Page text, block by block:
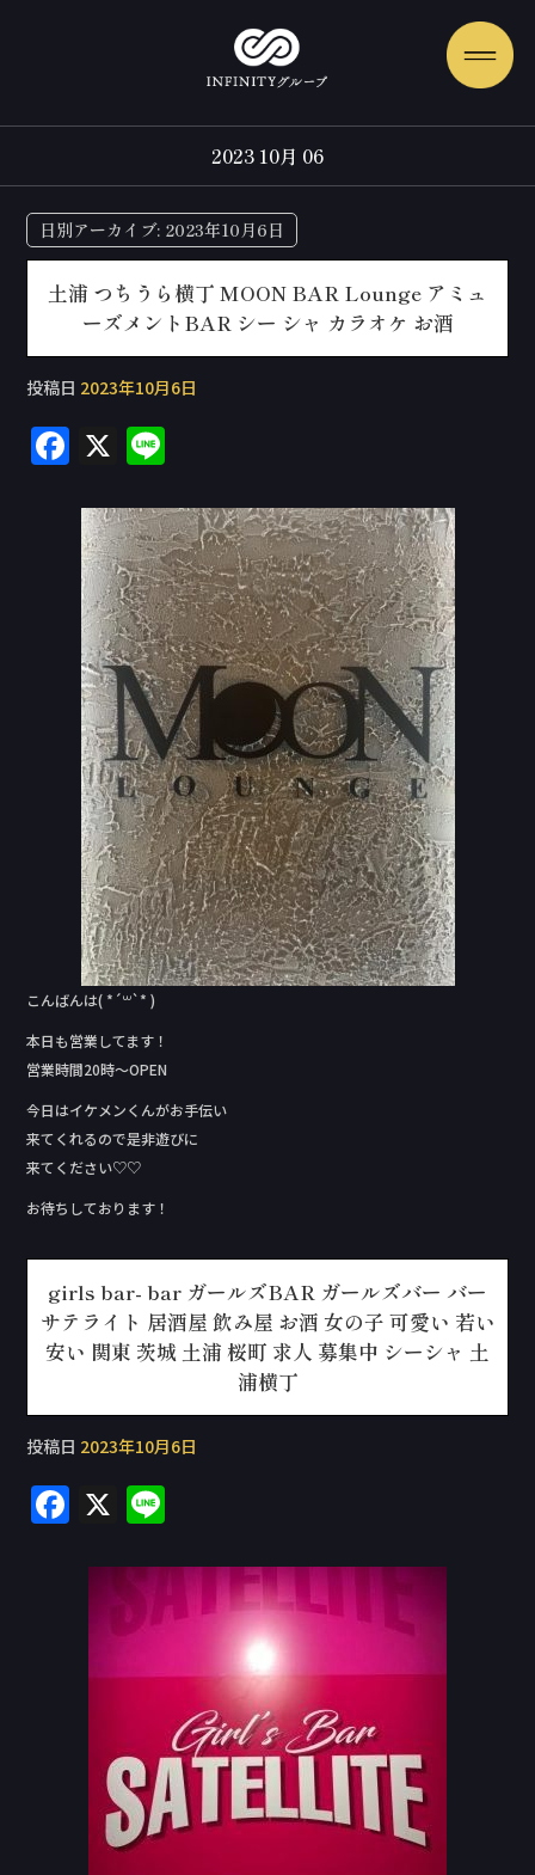
2023 10月 06
日別アーカイブ: 2023年10月6日
土浦 つちうら横丁 MOON BAR Lounge アミュ
ーズメントBAR シー シャ カラオケ お酒
投稿日 2023年10月6日
F
c
e
b
o
o
k
X
e
こんばんは( *´꒳`* )
本日も営業してます！
営業時間20時〜OPEN
今日はイケメンくんがお手伝い
来てくれるので是非遊びに
来てください♡♡
お待ちしております！
girls bar- bar ガールズBAR ガールズバー バー
サテライト 居酒屋 飲み屋 お酒 女の子 可愛い 若い
安い 関東 茨城 土浦 桜町 求人 募集中 シーシャ 土
浦横丁
投稿日 2023年10月6日
F
c
e
o
X
e